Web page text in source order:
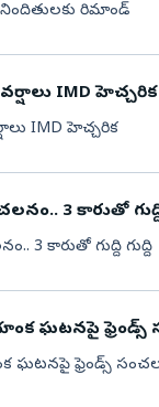
రిమాండ్
IMD హెచ్చరిక
IMD హెచ్చరిక
ప్రియాంక కేసులో సంచలనం.. 3
ప్రియాంక కేసులో సంచలనం.. 3 కారుతో గుద్ది గుద్ది
ఘటనపై
ఘటనపై ఫ్రెండ్స్